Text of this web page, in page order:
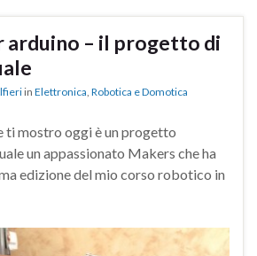
arduino – il progetto di
in Elettronica, Robotica e Domotica
ti mostro oggi è un progetto
un appassionato Makers che ha
edizione del mio corso robotico in